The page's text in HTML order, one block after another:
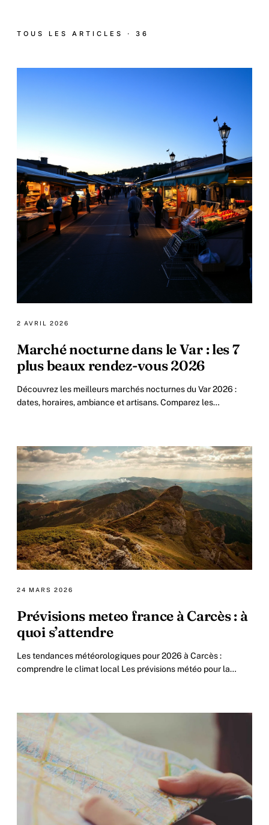
TOUS LES ARTICLES · 36
2 AVRIL 2026
Marché nocturne dans le Var : les 7
plus beaux rendez-vous 2026
Découvrez les meilleurs marchés nocturnes du Var 2026 :
dates, horaires, ambiance et artisans. Comparez les
24 MARS 2026
Prévisions meteo france à Carcès : à
quoi s’attendre
Les tendances météorologiques pour 2026 à Carcès :
comprendre le climat local Les prévisions météo pour la